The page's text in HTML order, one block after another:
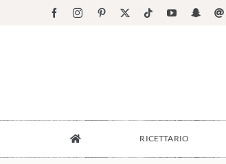
FacebookInstagramPinterest TiktokYouTube
RICETTARIO